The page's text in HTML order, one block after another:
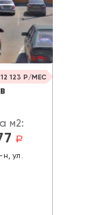
123 Р/МЕС
м2:
a
ул.